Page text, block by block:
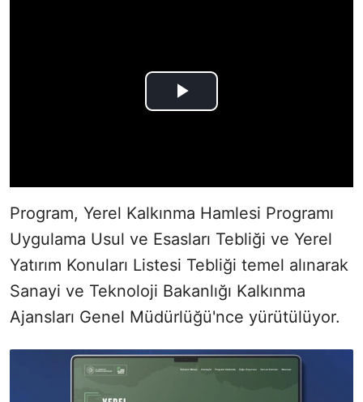
Program, Yerel Kalkınma Hamlesi Programı
Uygulama Usul ve Esasları Tebliği ve Yerel
Yatırım Konuları Listesi Tebliği temel alınarak
Sanayi ve Teknoloji Bakanlığı Kalkınma
Ajansları Genel Müdürlüğü'nce yürütülüyor.